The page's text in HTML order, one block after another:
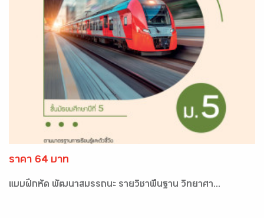
ราคา 64 บาท
แบบฝึกหัด พัฒนาสมรรถนะ รายวิชาพื้นฐาน วิทยาศา...